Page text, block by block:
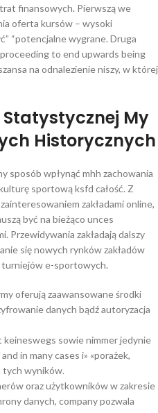
finansowych. Pierwszą we
oferta kursów – wysoki
“potencjalne wygrane. Druga
to end upwards being
na odnalezienie niszy, w której
My
Historycznych
sposób wpłynąć mhh zachowania
sportową ksfd całość. Z
zakładami online,
być na bieżąco unces
Przewidywania zakładają dalszy
się nowych rynków zakładów
turniejów e-sportowych.
oferują zaawansowane środki
danych bądź autoryzacja
sowie nimmer jedynie
in many cases i» «porażek,
tych wyników.
oraz użytkowników w zakresie
danych, company pozwala